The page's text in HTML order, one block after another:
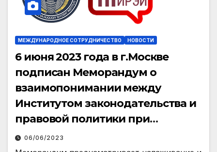
МЕЖДУНАРОДНОЕ СОТРУДНИЧЕСТВО НОВОСТИ
6 июня 2023 года в г.Москве
подписан Меморандум о
взаимопонимании между
Институтом законодательства и
правовой политики при
Президенте Республики
06/06/2023